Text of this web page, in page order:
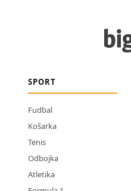
SPORT
Fudbal
Košarka
Tenis
Odbojka
Atletika